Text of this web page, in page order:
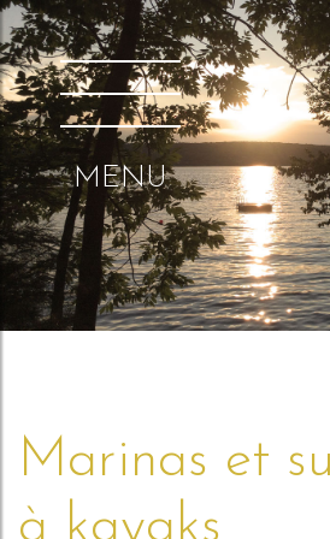
MENU
Marinas et
à kayaks